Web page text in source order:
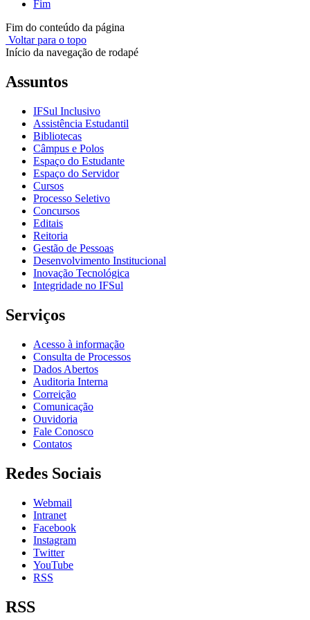
Fim
Fim do conteúdo da página
Voltar para o topo
Início da navegação de rodapé
Assuntos
IFSul Inclusivo
Assistência Estudantil
Bibliotecas
Câmpus e Polos
Espaço do Estudante
Espaço do Servidor
Cursos
Processo Seletivo
Concursos
Editais
Reitoria
Gestão de Pessoas
Desenvolvimento Institucional
Inovação Tecnológica
Integridade no IFSul
Serviços
Acesso à informação
Consulta de Processos
Dados Abertos
Auditoria Interna
Correição
Comunicação
Ouvidoria
Fale Conosco
Contatos
Redes Sociais
Webmail
Intranet
Facebook
Instagram
Twitter
YouTube
RSS
RSS